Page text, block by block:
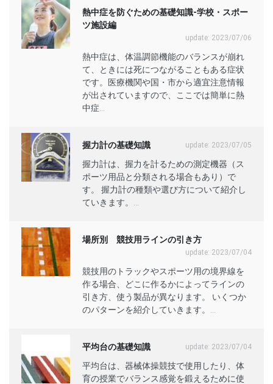
熱中症を防ぐための基礎知識-学校・スポー
ツ施設編
update: 2023/07/06
熱中症は、体温調節機能のバランスが崩れ
て、ときには死につながることもある症状
です。医療機関や国・市から適宜注意情報
が出されていますので、ここでは簡単に熱
中症...
握力計の基礎知識 update: 2023/07/05
握力計は、握力を計るための測定機器（ス
ポーツ用品と分類される場合もあり）で
す。 握力計の種類や選び方について紹介し
ていきます。...
場所別 競技用ラインの引き方
update: 2023/07/04
競技用のトラックやスポーツ用の境界線を
作る場合、どこに作るかによってラインの
引き方、使う製品が異なります。 いくつか
のパターンを紹介していきます。...
平均台の基礎知識 update: 2023/07/04
平均台は、器械体操競技で使用したり、体
育の授業でバランス感覚を鍛えるために使